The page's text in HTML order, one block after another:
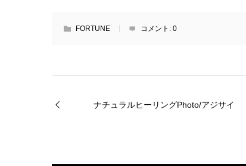
FORTUNE コメント: 0
ナチュラルヒーリングPhoto/アジサイ